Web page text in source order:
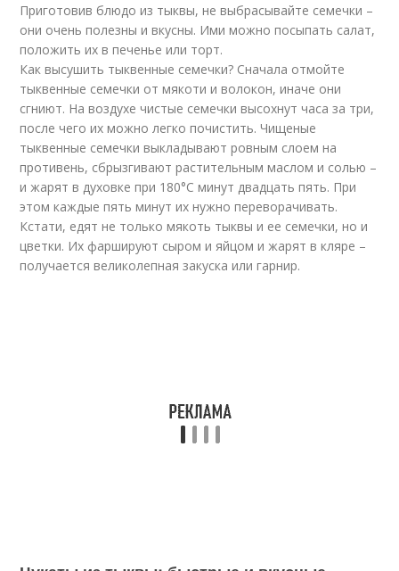
Приготовив блюдо из тыквы, не выбрасывайте семечки –
они очень полезны и вкусны. Ими можно посыпать салат,
положить их в печенье или торт.
Как высушить тыквенные семечки? Сначала отмойте
тыквенные семечки от мякоти и волокон, иначе они
сгниют. На воздухе чистые семечки высохнут часа за три,
после чего их можно легко почистить. Чищеные
тыквенные семечки выкладывают ровным слоем на
противень, сбрызгивают растительным маслом и солью –
и жарят в духовке при 180°С минут двадцать пять. При
этом каждые пять минут их нужно переворачивать.
Кстати, едят не только мякоть тыквы и ее семечки, но и
цветки. Их фаршируют сыром и яйцом и жарят в кляре –
получается великолепная закуска или гарнир.